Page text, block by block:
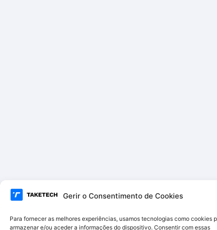
Gerir o Consentimento de Cookies
Para fornecer as melhores experiências, usamos tecnologias como cookies
armazenar e/ou aceder a informações do dispositivo. Consentir com essas